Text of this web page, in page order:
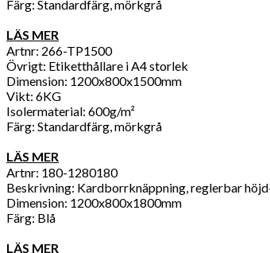
Färg: Standardfärg, mörkgrå
LÄS MER
Artnr: 266-TP1500
Övrigt: Etiketthållare i A4 storlek
Dimension: 1200x800x1500mm
Vikt: 6KG
Isolermaterial: 600g/m²
Färg: Standardfärg, mörkgrå
LÄS MER
Artnr: 180-1280180
Beskrivning: Kardborrknäppning, reglerbar
Dimension: 1200x800x1800mm
Färg: Blå
LÄS MER